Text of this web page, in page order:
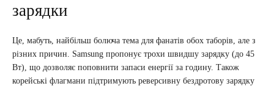
зарядки
Це, мабуть, найбільш болюча тема для фанатів обох таборів, але з
різних причин. Samsung пропонує трохи швидшу зарядку (до 45
Вт), що дозволяє поповнити запаси енергії за годину. Також
корейські флагмани підтримують реверсивну бездротову зарядку